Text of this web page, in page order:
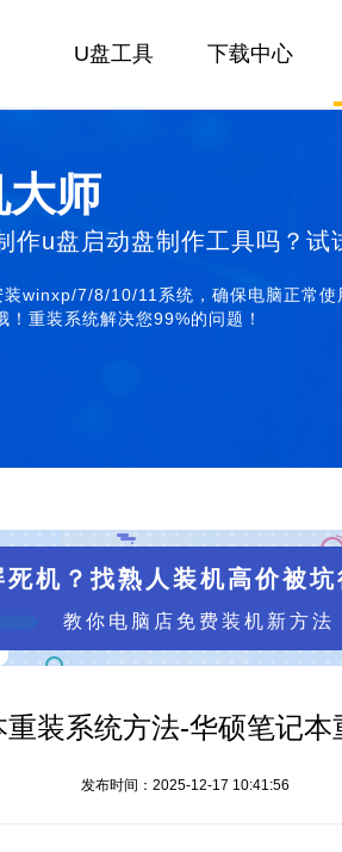
U盘工具 下载中心
师
u盘启动盘制作工具吗？试
winxp/7/8/10/11系统，确保电脑正常使
重装系统解决您99%的问题！
机？找熟人装机高价被坑
教你电脑店免费装机新方法
装系统方法-华硕笔记本
发布时间：2025-12-17 10:41:56